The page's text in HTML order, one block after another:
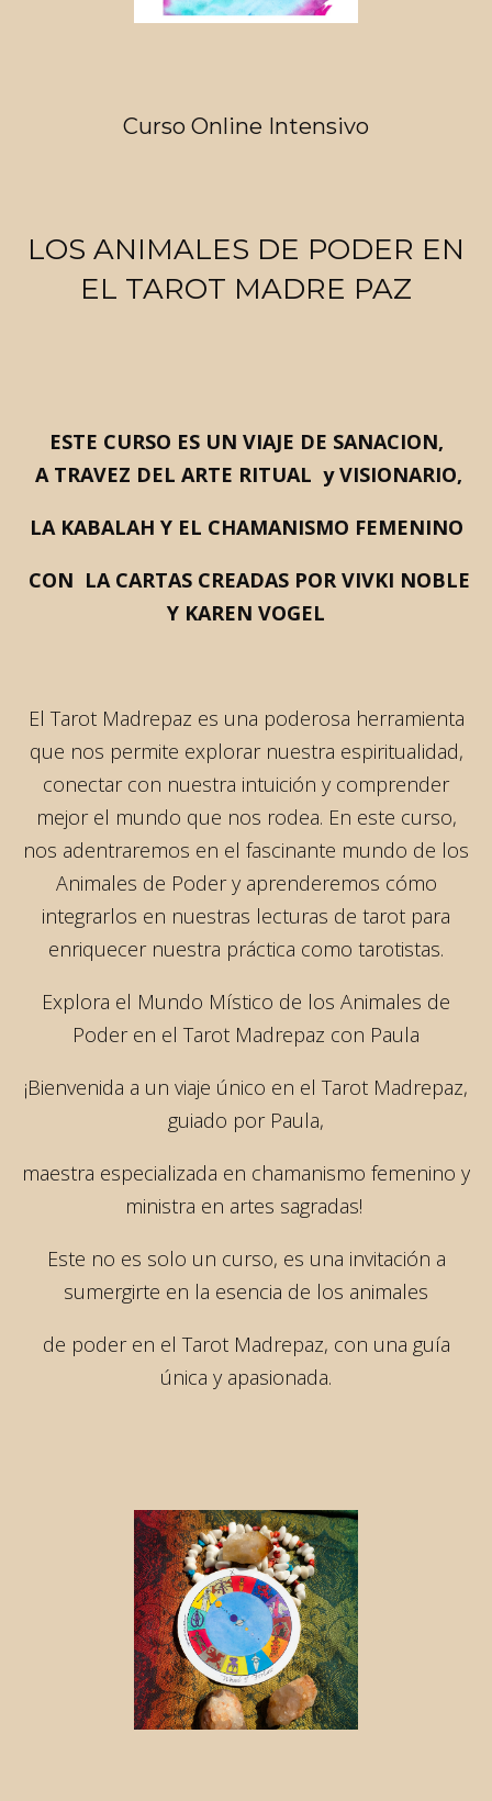
Curso Online Intensivo
LOS ANIMALES DE PODER EN
EL TAROT MADRE PAZ
ESTE CURSO ES UN VIAJE DE SANACION,
A TRAVEZ DEL ARTE RITUAL y VISIONARIO,
LA KABALAH Y EL CHAMANISMO FEMENINO
CON LA CARTAS CREADAS POR VIVKI NOBLE
Y KAREN VOGEL
El Tarot Madrepaz es una poderosa herramienta
que nos permite explorar nuestra espiritualidad,
conectar con nuestra intuición y comprender
mejor el mundo que nos rodea. En este curso,
nos adentraremos en el fascinante mundo de los
Animales de Poder y aprenderemos cómo
integrarlos en nuestras lecturas de tarot para
enriquecer nuestra práctica como tarotistas.
Explora el Mundo Místico de los Animales de
Poder en el Tarot Madrepaz con Paula
¡Bienvenida a un viaje único en el Tarot Madrepaz,
guiado por Paula,
maestra especializada en chamanismo femenino y
ministra en artes sagradas!
Este no es solo un curso, es una invitación a
sumergirte en la esencia de los animales
de poder en el Tarot Madrepaz, con una guía
única y apasionada.